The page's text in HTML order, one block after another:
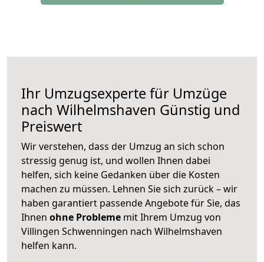
Ihr Umzugsexperte für Umzüge
nach Wilhelmshaven Günstig und
Preiswert
Wir verstehen, dass der Umzug an sich schon
stressig genug ist, und wollen Ihnen dabei
helfen, sich keine Gedanken über die Kosten
machen zu müssen. Lehnen Sie sich zurück – wir
haben garantiert passende Angebote für Sie, das
Ihnen ohne Probleme mit Ihrem Umzug von
Villingen Schwenningen nach Wilhelmshaven
helfen kann.